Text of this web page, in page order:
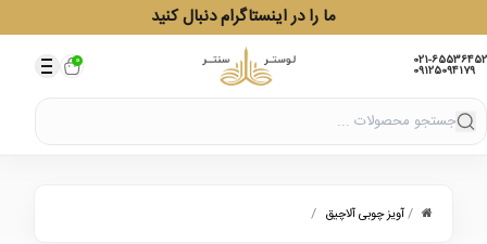
ما را در اینستاگرام دنبال کنید
021-65536452
09125094179
0
/آویز چوبی آلاچیق /